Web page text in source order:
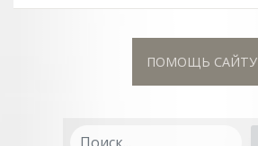
ПОМОЩЬ САЙТУ